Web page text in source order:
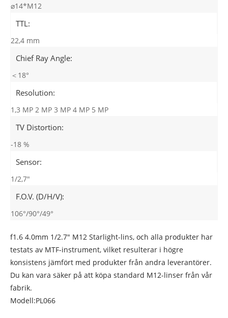
⌀14*M12
TTL:
22,4 mm
Chief Ray Angle:
＜18°
Resolution:
1,3 MP 2 MP 3 MP 4 MP 5 MP
TV Distortion:
-18 %
Sensor:
1/2,7"
F.O.V. (D/H/V):
106°/90°/49°
f1.6 4.0mm 1/2.7" M12 Starlight-lins, och alla produkter har
testats av MTF-instrument, vilket resulterar i högre
konsistens jämfört med produkter från andra leverantörer.
Du kan vara säker på att köpa standard M12-linser från vår
fabrik.
Modell:PL066